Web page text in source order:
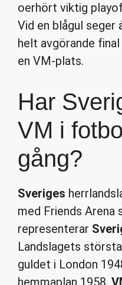
oerhört viktig
Vid en blågul seger
helt avgörande final
en VM-plats.
Har
VM i
gång?
Sveriges
med Friends Arena
representerar
Landslagets
guldet i London
hemmaplan 1958,